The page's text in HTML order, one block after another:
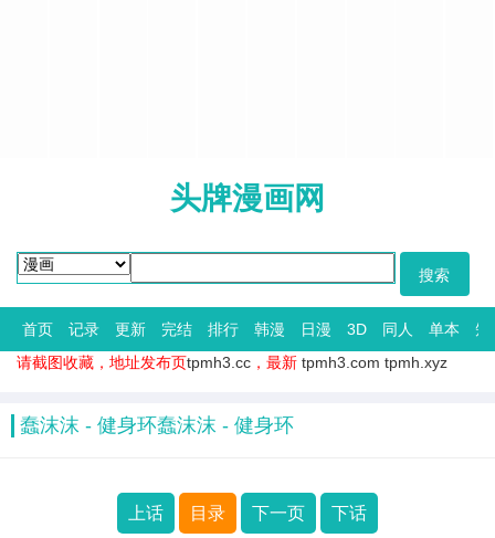
头牌漫画网
首页 记录 更新 完结 排行 韩漫 日漫 3D 同人 单本
短
请截图收藏，地址发布页tpmh3.cc ，最新 tpmh3.com tpmh.xyz
蠢沫沫 - 健身环蠢沫沫 - 健身环
上话 目录 下一页 下话